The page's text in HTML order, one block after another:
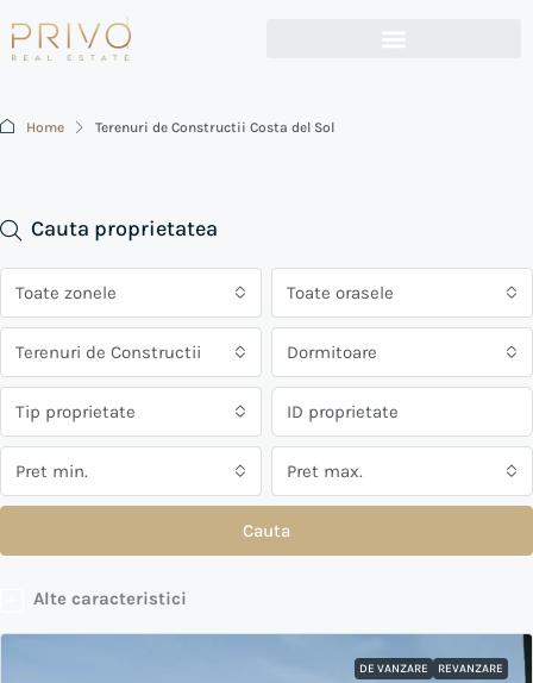
Home Terenuri de Constructii Costa del Sol
Cauta proprietatea
Toate zonele Toate orasele
Terenuri de Constructii Dormitoare
Tip proprietate
Pret min. Pret max.
Cauta
Alte caracteristici
DE VANZARE REVANZARE